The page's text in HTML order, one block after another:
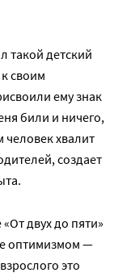
такой детский
своим
ему знак
били и ничего,
хвалит
создает
двух до пяти»
оптимизмом —
это